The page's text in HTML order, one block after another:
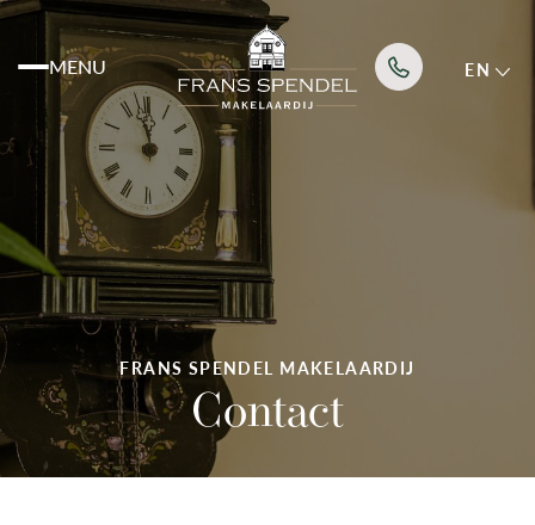
MENU EN
Listings
Services
About us
FRANS SPENDEL MAKELAARDIJ
Contact